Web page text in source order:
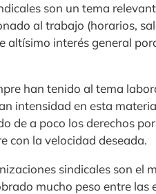
son un tema
al trabajo (horarios,
altísimo interés general
han tenido al tema
intensidad en esta
de a poco los derechos
con la velocidad deseada.
sindicales son el
mucho peso entre